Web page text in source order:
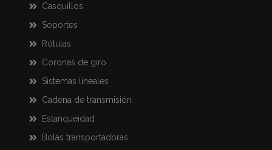
Casquillos
Soportes
Rótulas
Coronas de giro
Sistemas lineales
Cadena de transmisión
Estanqueidad
Bolas transportadoras